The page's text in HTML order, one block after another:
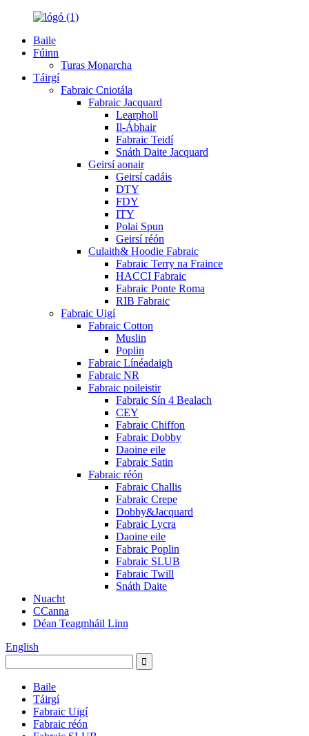
Baile
Fúinn
Turas Monarcha
Táirgí
Fabraic Cniotála
Fabraic Jacquard
Learpholl
Il-Ábhair
Fabraic Teidí
Snáth Daite Jacquard
Geirsí aonair
Geirsí cadáis
DTY
FDY
ITY
Polai Spun
Geirsí réón
Culaith& Hoodie Fabraic
Fabraic Terry na Fraince
HACCI Fabraic
Fabraic Ponte Roma
RIB Fabraic
Fabraic Uigí
Fabraic Cotton
Muslin
Poplin
Fabraic Línéadaigh
Fabraic NR
Fabraic poileistir
Fabraic Sín 4 Bealach
CEY
Fabraic Chiffon
Fabraic Dobby
Daoine eile
Fabraic Satin
Fabraic réón
Fabraic Challis
Fabraic Crepe
Dobby&Jacquard
Fabraic Lycra
Daoine eile
Fabraic Poplin
Fabraic SLUB
Fabraic Twill
Snáth Daite
Nuacht
CCanna
Déan Teagmháil Linn
English
Baile
Táirgí
Fabraic Uigí
Fabraic réón